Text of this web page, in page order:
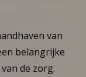
van
belangrijke
de zorg.